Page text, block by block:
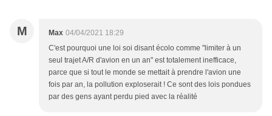
M Max 04/04/2021 18:29
C'est pourquoi une loi soi disant écolo comme "limiter à un
seul trajet A/R d'avion en un an" est totalement inefficace,
parce que si tout le monde se mettait à prendre l'avion une
fois par an, la pollution exploserait ! Ce sont des lois pondues
par des gens ayant perdu pied avec la réalité